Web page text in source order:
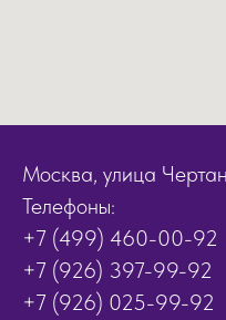
Москва, улица
Телефоны:
+7 (499) 460-00-92
+7 (926) 397-99-92
+7 (926) 025-99-92